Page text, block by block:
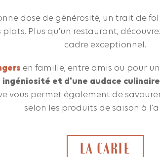
dose de générosité, un trait de
Plus qu'un restaurant,
cadre exceptionnel.
en famille, entre amis ou pour
ingéniosité et d'une audace culinaire
vous permet également de
selon les produits de saison à
LA CARTE